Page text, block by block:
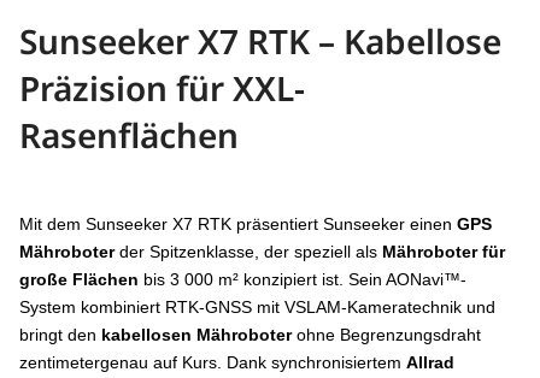
Sunseeker X7 RTK – Kabellose
Präzision für XXL-
Rasenflächen
Mit dem Sunseeker X7 RTK präsentiert Sunseeker einen GPS
Mähroboterder Spitzenklasse, der speziell als Mähroboter für
große Flächen bis 3 000 m² konzipiert ist. Sein AONavi™-
System kombiniert RTK-GNSS mit VSLAM-Kameratechnik und
bringt den kabellosen Mähroboterohne Begrenzungsdraht
zentimetergenau auf Kurs. Dank synchronisiertem Allrad